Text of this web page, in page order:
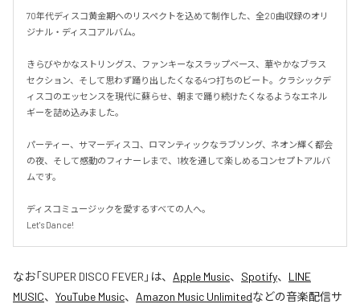
70年代ディスコ黄金期へのリスペクトを込めて制作した、全20曲収録のオリ
ジナル・ディスコアルバム。
きらびやかなストリングス、ファンキーなスラップベース、華やかなブラス
セクション、そして思わず踊り出したくなる4つ打ちのビート。クラシックデ
ィスコのエッセンスを現代に蘇らせ、朝まで踊り続けたくなるようなエネル
ギーを詰め込みました。
パーティー、サマーディスコ、ロマンティックなラブソング、ネオン輝く都会
の夜、そして感動のフィナーレまで、1枚を通して楽しめるコンセプトアルバ
ムです。
ディスコミュージックを愛するすべての人へ。
Let's Dance!
なお「SUPER DISCO FEVER 」は、 Apple Music、 Spotify、 LINE
MUSIC、 YouTube Music、 Amazon Music Unlimitedなどの音楽配信サ